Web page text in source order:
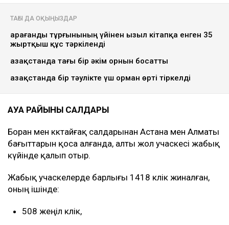
ТАҒЫ ДА ОҚЫҢЫЗДАР
Қарағанды тұрғынының үйінен Қызыл кітапқа енген 35
жыртқыш құс тәркіленді
Қазақстанда тағы бір әкім орнын босатты
Қазақстанда бір тәулікте үш орман өрті тіркелді
АУА РАЙЫНЫҢ САЛДАРЫ
Боран мен көктайғақ салдарынан Астана мен Алматы
бағыттарын қоса алғанда, алты жол учаскесі жабық
күйінде қалып отыр.
Жабық учаскелерде барлығы 1418 көлік жиналған,
оның ішінде:
508 жеңіл көлік,